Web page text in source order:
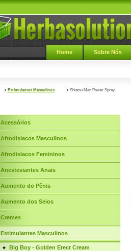
Home Sobre Nós
> Estimulantes Masculinos > Shiatsu Man Power Spray
Acessórios
Afrodisiacos Masculinos
Afrodisiacos Femininos
Anestesiantes Anais
Aumento do Pênis
Aumento dos Seios
Cremes
Estimulantes Masculinos
Big Boy - Golden Erect Cream